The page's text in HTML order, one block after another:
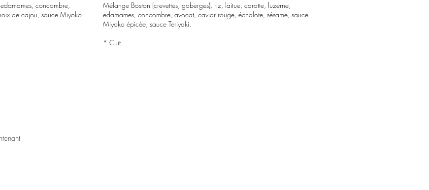
concombre,
de cajou, sauce Miyoko
Mélange Boston (crevettes, goberges), riz, laitue, carotte, luzerne,
edamames, concombre, avocat, caviar rouge, échalote, sésame, sauce
Miyoko épicée, sauce Teriyaki.
* Cuit